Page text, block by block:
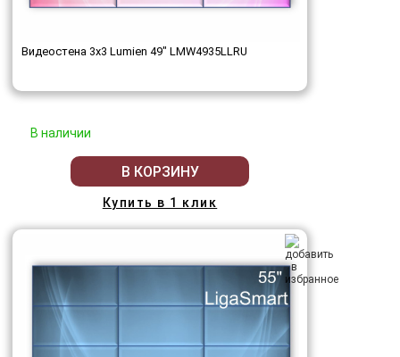
Видеостена 3x3 Lumien 49" LMW4935LLRU
В наличии
В КОРЗИНУ
Купить в 1 клик